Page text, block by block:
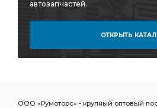
автозапчастей.
ОТКРЫТЬ
ООО «Румоторс» - крупный оптовый